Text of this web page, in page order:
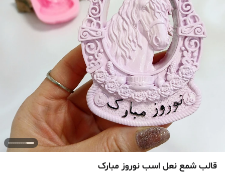
قالب شمع نعل اسب نوروز مبارک